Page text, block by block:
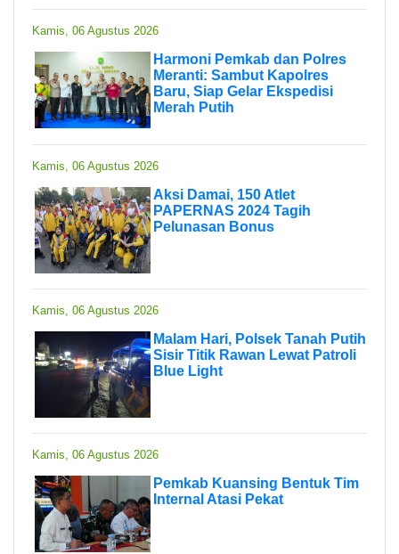
Kamis, 06 Agustus 2026
Harmoni Pemkab dan Polres
Meranti: Sambut Kapolres
Baru, Siap Gelar Ekspedisi
Merah Putih
Kamis, 06 Agustus 2026
Aksi Damai, 150 Atlet
PAPERNAS 2024 Tagih
Pelunasan Bonus
Kamis, 06 Agustus 2026
Malam Hari, Polsek Tanah Putih
Sisir Titik Rawan Lewat Patroli
Blue Light
Kamis, 06 Agustus 2026
Pemkab Kuansing Bentuk Tim
Internal Atasi Pekat